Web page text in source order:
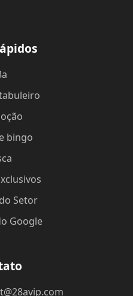
bingo
Setor
Google